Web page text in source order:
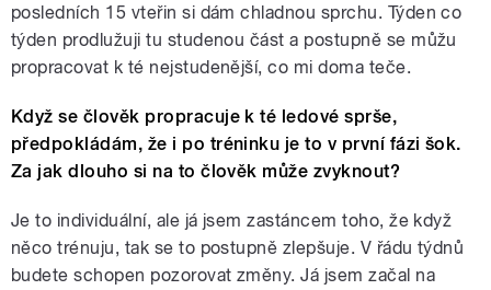
posledních 15 vteřin si dám chladnou sprchu. Týden co
týden prodlužuji tu studenou část a postupně se můžu
propracovat k té nejstudenější, co mi doma teče.
Když se člověk propracuje k té ledové sprše,
předpokládám, že i po tréninku je to v první fázi šok.
Za jak dlouho si na to člověk může zvyknout?
Je to individuální, ale já jsem zastáncem toho, že když
něco trénuju, tak se to postupně zlepšuje. V řádu týdnů
budete schopen pozorovat změny. Já jsem začal na